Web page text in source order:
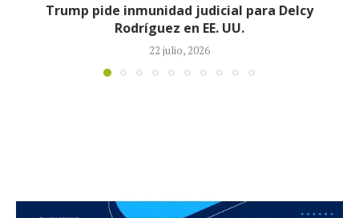
Johan Sebastián Durán, el colombiano que murió
durante operativo de ICE en...
14 julio, 2026